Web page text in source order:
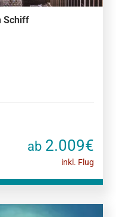
Schiff
ab2.009€
inkl. Flug